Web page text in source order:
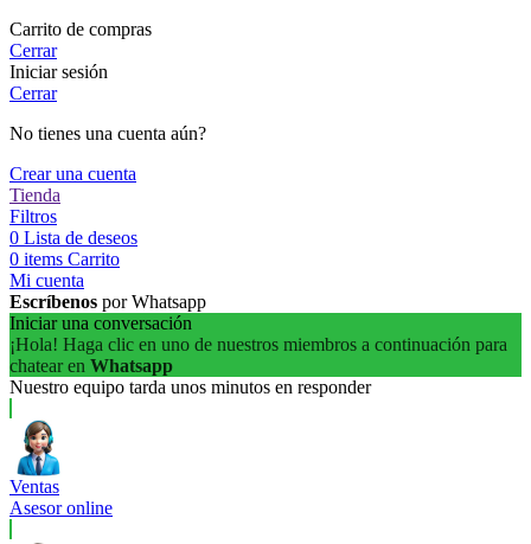
Carrito de compras
Cerrar
Iniciar sesión
Cerrar
No tienes una cuenta aún?
Crear una cuenta
Tienda
Filtros
0 Lista de deseos
0 items Carrito
Mi cuenta
Escríbenos por Whatsapp
Iniciar una conversación
¡Hola! Haga clic en uno de nuestros miembros a continuación para
chatear en Whatsapp
Nuestro equipo tarda unos minutos en responder
Ventas
Asesor online